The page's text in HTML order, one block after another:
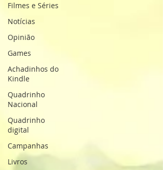
Filmes e Séries
Notícias
Opinião
Games
Achadinhos do
Kindle
Quadrinho
Nacional
Quadrinho
digital
Campanhas
Livros